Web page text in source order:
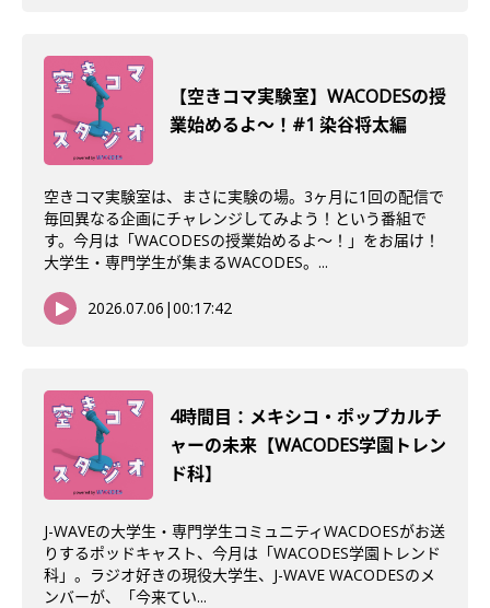
【空きコマ実験室】WACODESの授
業始めるよ～！#1 染谷将太編
空きコマ実験室は、まさに実験の場。3ヶ月に1回の配信で
毎回異なる企画にチャレンジしてみよう！という番組で
す。今月は「WACODESの授業始めるよ～！」をお届け！
大学生・専門学生が集まるWACODES。...
2026.07.06 |00:17:42
4時間目：メキシコ・ポップカルチ
ャーの未来【WACODES学園トレン
ド科】
J-WAVEの大学生・専門学生コミュニティWACDOESがお送
りするポッドキャスト、今月は「WACODES学園トレンド
科」。ラジオ好きの現役大学生、J-WAVE WACODESのメ
ンバーが、「今来てい...